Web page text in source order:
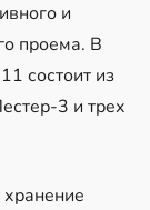
и
проема. В
состоит из
3 и трех